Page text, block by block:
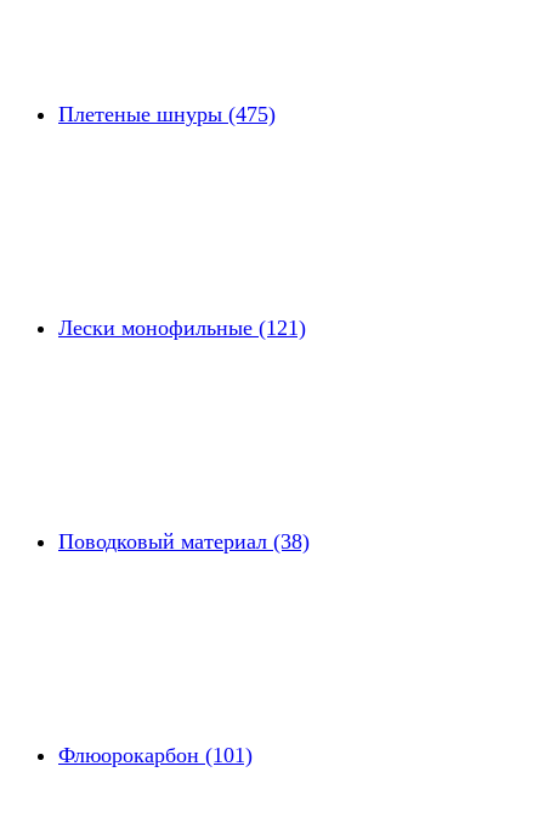
Плетеные шнуры (475)
Лески монофильные (121)
Поводковый материал (38)
Флюорокарбон (101)